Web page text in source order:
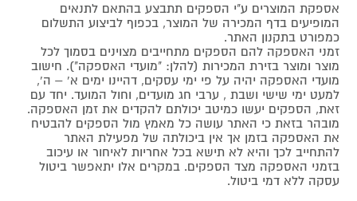
אספקת המוצרים ע"י הספקים תתבצע בהתאם לתנאים
המופיעים בדף המכירה של המוצר, בכפוף לביצוע התשלום
כמפורט בתקנון האתר.
זמני האספקה להם הספקים מתחייבים מצוינים בסמוך לכל
מוצר ומוצר בזירת המכירות (להלן: "מועדי האספקה"). חישוב
מועדי האספקה יהיה על פי ימי עסקים, דהיינו ימים א' – ה',
למעט ימי שישי ושבת , ערבי חג מועדים, וחול המועד. יחד עם
זאת, הספקים יעשו כמיטב יכולתם להקדים את זמן האספקה.
מובהר בזאת כי האתר עושה כל מאמץ מול הספקים להבטיח
את האספקה בזמן אך אין ביכולתה של מפעילת האתר
להתחייב לכך והיא לא תישא בכל אחריות לאיחור או עיכוב
בזמני האספקה מצד הספקים. במקרים אלו יתאפשר ביטול
עסקה ללא דמי ביטול.